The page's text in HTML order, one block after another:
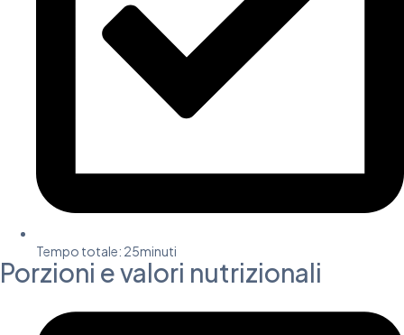
Tempo totale: 25minuti
Porzioni e valori nutrizionali